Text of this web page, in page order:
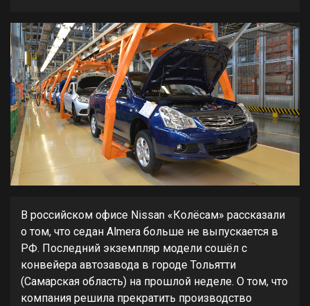
В российском офисе Nissan «Колёсам» рассказали
о том, что седан Almera больше не выпускается в
РФ. Последний экземпляр модели сошёл с
конвейера автозавода в городе Тольятти
(Самарская область) на прошлой неделе. О том, что
компания решила прекратить производство